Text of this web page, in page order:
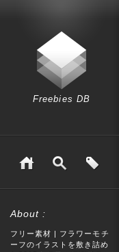
Freebies DB
About :
フリー素材 | フラワーモチ
ーフのイラストを敷き詰め